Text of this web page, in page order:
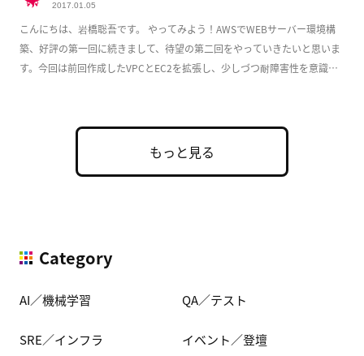
こんにちは、岩橋聡吾です。 やってみよう！AWSでWEBサーバー環境構
築、好評の第一回に続きまして、待望の第二回をやっていきたいと思いま
す。今回は前回作成したVPCとEC2を拡張し、少しづつ耐障害性を意識し
2017.01.05
もっと見る
Category
AI／機械学習 QA／テスト
SRE／インフラ イベント／登壇